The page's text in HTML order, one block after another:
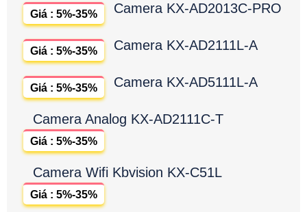
Camera KX-AD2013C-PRO
Giá : 5%-35%
Camera KX-AD2111L-A
Giá : 5%-35%
Camera KX-AD5111L-A
Giá : 5%-35%
Camera Analog KX-AD2111C-T
Giá : 5%-35%
Camera Wifi Kbvision KX-C51L
Giá : 5%-35%